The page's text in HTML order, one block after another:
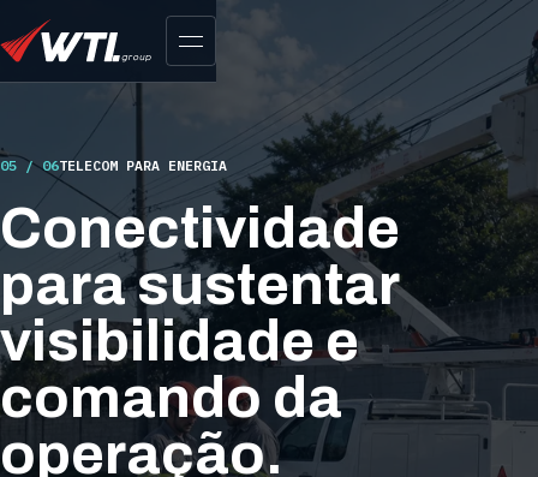
05 / 06TELECOM PARA ENERGIA
Conectividade
para sustentar
visibilidade e
comando da
operação.